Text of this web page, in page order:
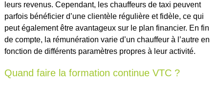
leurs revenus. Cependant, les chauffeurs de taxi peuvent
parfois bénéficier d’une clientèle régulière et fidèle, ce qui
peut également être avantageux sur le plan financier. En fin
de compte, la rémunération varie d’un chauffeur à l’autre en
fonction de différents paramètres propres à leur activité.
Quand faire la formation continue VTC ?